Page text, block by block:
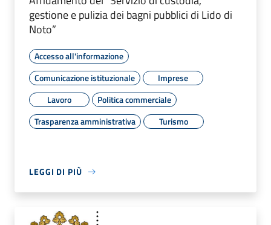
gestione e pulizia dei bagni pubblici di Lido di
Noto”
Accesso all'informazione
Comunicazione istituzionale
Imprese
Lavoro
Politica commerciale
Trasparenza amministrativa
Turismo
LEGGI DI PIÙ